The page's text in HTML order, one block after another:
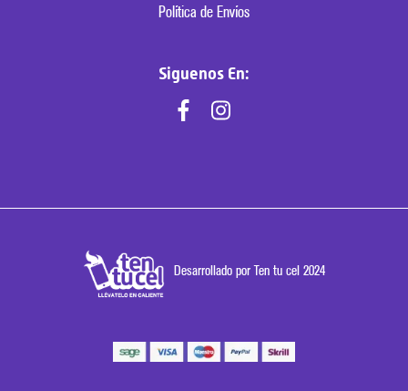
Política de Envíos
Siguenos En:
Desarrollado por Ten tu cel 2024